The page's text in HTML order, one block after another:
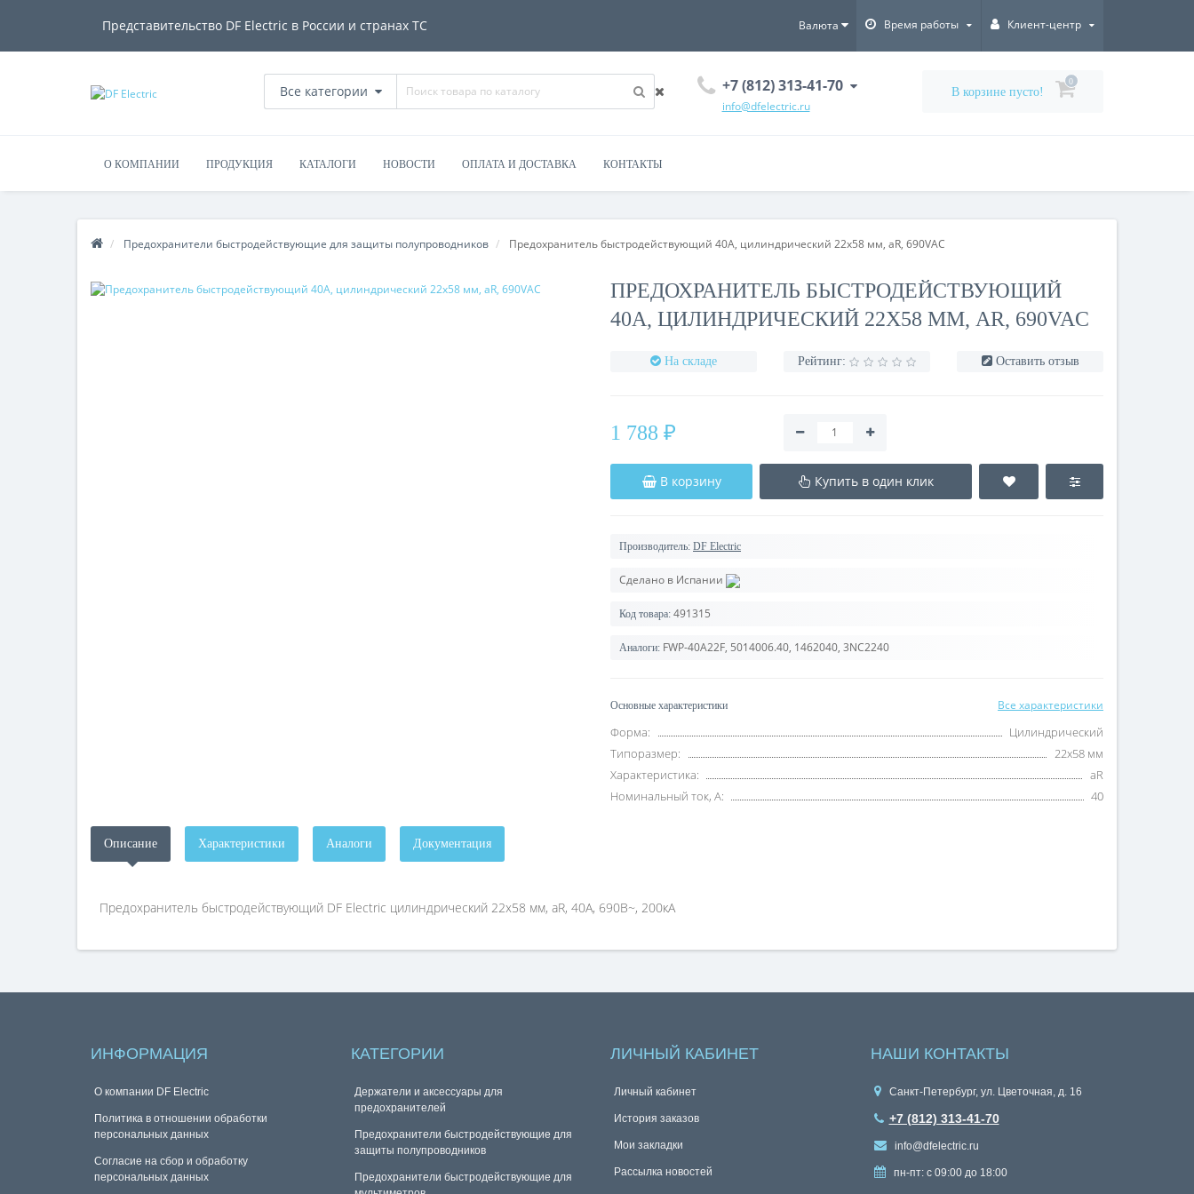
Представительство DF Electric в России и странах ТС Валюта Время работы Клиент-центр
Все категории +7 (812) 313-41-70
info@dfelectric.ru
В корзине пусто!
0
О КОМПАНИИ ПРОДУКЦИЯ КАТАЛОГИ НОВОСТИ ОПЛАТА И ДОСТАВКА КОНТАКТЫ
Предохранители быстродействующие для защиты полупроводников Предохранитель быстродействующий 40А, цилиндрический 22x58 мм, aR, 690VAC
ПРЕДОХРАНИТЕЛЬ БЫСТРОДЕЙСТВУЮЩИЙ
40А, ЦИЛИНДРИЧЕСКИЙ 22X58 ММ, AR, 690VAC
На складе Рейтинг: Оставить отзыв
1 788 ₽
В корзину Купить в один клик
Производитель: DF Electric
Сделано в Испании
Код товара: 491315
Аналоги: FWP-40A22F, 5014006.40, 1462040, 3NC2240
Основные характеристики Все характеристики
Форма:
Цилиндрический
Типоразмер:
22x58 мм
Характеристика:
aR
Номинальный ток, А:
40
Описание Характеристики Аналоги Документация
Предохранитель быстродействующий DF Electric цилиндрический 22x58 мм, aR, 40А, 690В~, 200кА
ИНФОРМАЦИЯ
О компании DF Electric
Политика в отношении обработки
персональных данных
Согласие на сбор и обработку
персональных данных
КАТЕГОРИИ
Держатели и аксессуары для
предохранителей
Предохранители быстродействующие для
защиты полупроводников
Предохранители быстродействующие для
ЛИЧНЫЙ КАБИНЕТ
Личный кабинет
История заказов
Мои закладки
Рассылка новостей
НАШИ КОНТАКТЫ
Санкт-Петербург, ул. Цветочная, д. 16
+7 (812) 313-41-70
info@dfelectric.ru
пн-пт: с 09:00 до 18:00